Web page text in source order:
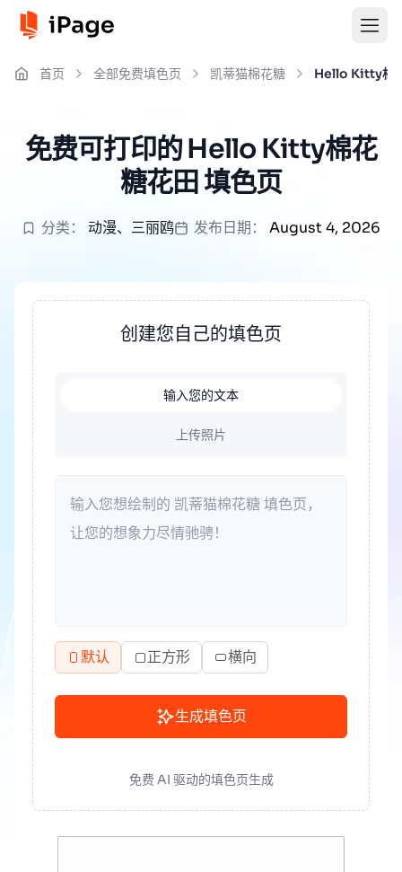
首页 全部免费填色页 凯蒂猫棉花糖 Hello Kitty棉
免费可打印的 Hello Kitty棉花
糖花田 填色页
分类： 动漫、 三丽鸥 发布日期： August 4, 2026
创建您自己的填色页
输入您的文本
上传照片
默认 正方形 横向
生成填色页
免费 AI 驱动的填色页生成